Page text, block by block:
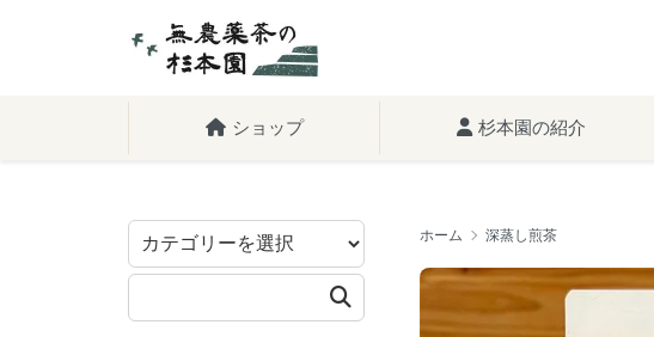
ショップ 杉本園の紹介
ホーム 深蒸し煎茶